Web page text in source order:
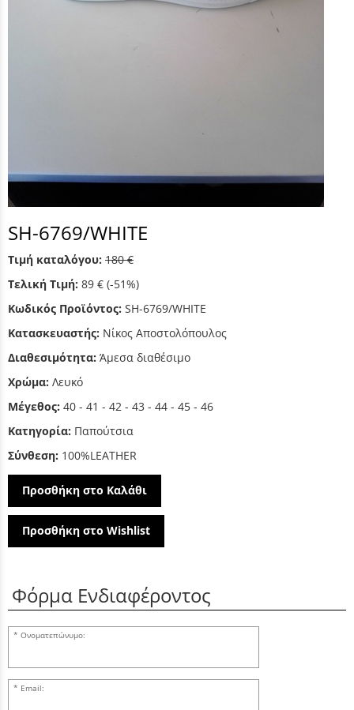
SH-6769/WHITE
Τιμή καταλόγου: 180 €
Τελική Τιμή: 89 € (-51%)
Κωδικός Προϊόντος: SH-6769/WHITE
Κατασκευαστής: Νίκος Αποστολόπουλος
Διαθεσιμότητα: Άμεσα διαθέσιμο
Χρώμα: Λευκό
Μέγεθος: 40 - 41 - 42 - 43 - 44 - 45 - 46
Κατηγορία: Παπούτσια
Σύνθεση: 100%LEATHER
Προσθήκη στο Καλάθι
Προσθήκη στο Wishlist
Φόρμα Ενδιαφέροντος
Ονοματεπώνυμο:
Email: